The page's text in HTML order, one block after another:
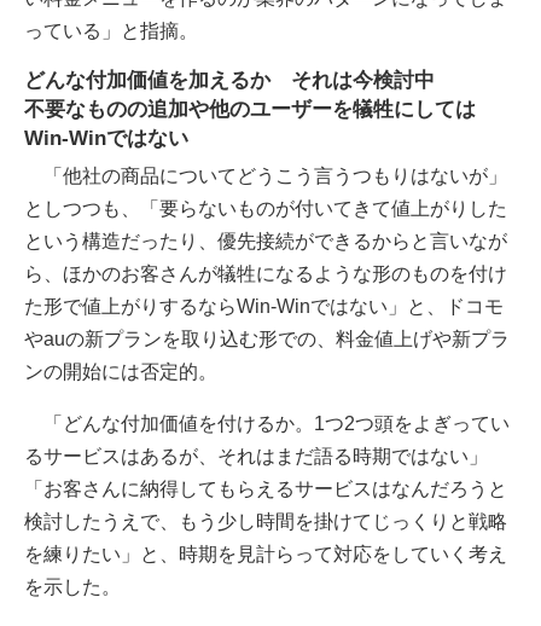
っている」と指摘。
どんな付加価値を加えるか それは今検討中
不要なものの追加や他のユーザーを犠牲にしては
Win-Winではない
「他社の商品についてどうこう言うつもりはないが」
としつつも、「要らないものが付いてきて値上がりした
という構造だったり、優先接続ができるからと言いなが
ら、ほかのお客さんが犠牲になるような形のものを付け
た形で値上がりするならWin-Winではない」と、ドコモ
やauの新プランを取り込む形での、料金値上げや新プラ
ンの開始には否定的。
「どんな付加価値を付けるか。1つ2つ頭をよぎってい
るサービスはあるが、それはまだ語る時期ではない」
「お客さんに納得してもらえるサービスはなんだろうと
検討したうえで、もう少し時間を掛けてじっくりと戦略
を練りたい」と、時期を見計らって対応をしていく考え
を示した。